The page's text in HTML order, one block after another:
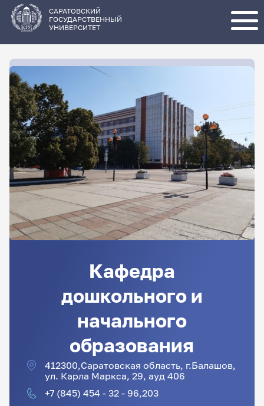
основному
содержанию
САРАТОВСКИЙ
ГОСУДАРСТВЕННЫЙ
УНИВЕРСИТЕТ
Кафедра
дошкольного и
начального
образования
412300,Саратовская область, г.Балашов,
ул. Карла Маркса, 29, ауд 406
+7 (845) 454 - 32 - 96,203